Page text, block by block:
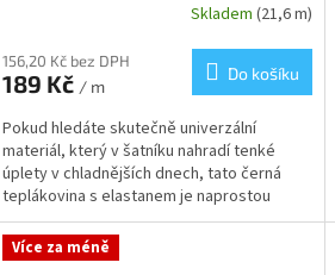
Skladem (21,6 m)
156,20 Kč bez DPH
189 Kč / m
Do košíku
Pokud hledáte skutečně univerzální
materiál, který v šatníku nahradí tenké
úplety v chladnějších dnech, tato černá
teplákovina s elastanem je naprostou
nezbytností. Díky své...
Více za méně